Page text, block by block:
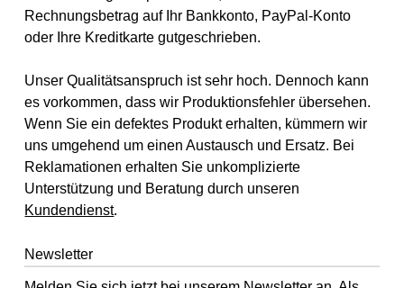
Rechnungsbetrag auf Ihr Bankkonto, PayPal-Konto
oder Ihre Kreditkarte gutgeschrieben.
Unser Qualitätsanspruch ist sehr hoch. Dennoch kann
es vorkommen, dass wir Produktionsfehler übersehen.
Wenn Sie ein defektes Produkt erhalten, kümmern wir
uns umgehend um einen Austausch und Ersatz. Bei
Reklamationen erhalten Sie unkomplizierte
Unterstützung und Beratung durch unseren
Kundendienst.
Newsletter